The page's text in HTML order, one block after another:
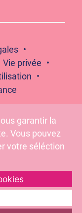
Vie privée
entre les repas –
garantir la
Vous pouvez
votre séléction